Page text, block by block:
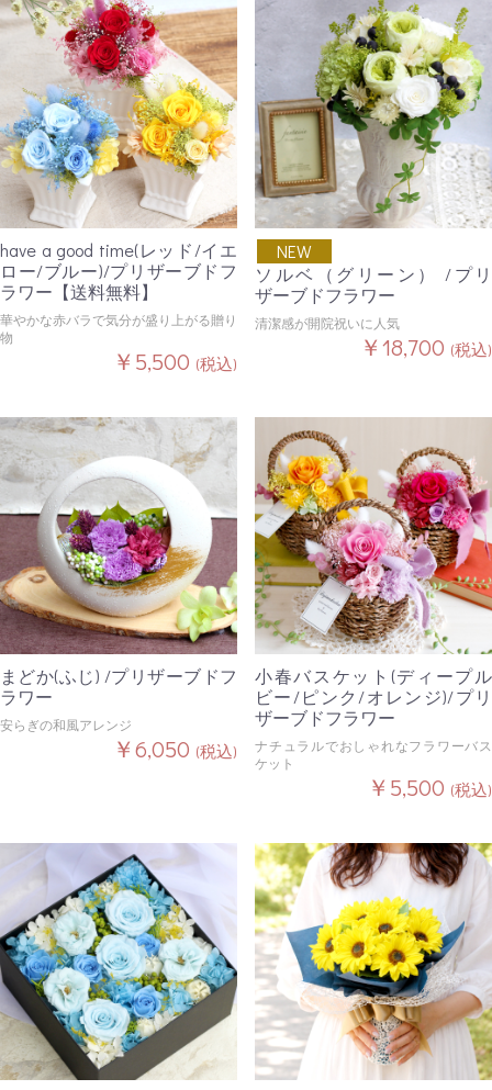
have a good time(レッド/イエ
ロー/ブルー)/プリザーブドフ
ラワー【送料無料】
華やかな赤バラで気分が盛り上がる贈り
物
￥5,500 (税込)
NEW
ソルベ（グリーン） /プリ
ザーブドフラワー
清潔感が開院祝いに人気
￥18,700 (税込)
まどか(ふじ) /プリザーブドフ
ラワー
安らぎの和風アレンジ
￥6,050 (税込)
小春バスケット(ディープル
ビー/ピンク/オレンジ)/プリ
ザーブドフラワー
ナチュラルでおしゃれなフラワーバス
ケット
￥5,500 (税込)